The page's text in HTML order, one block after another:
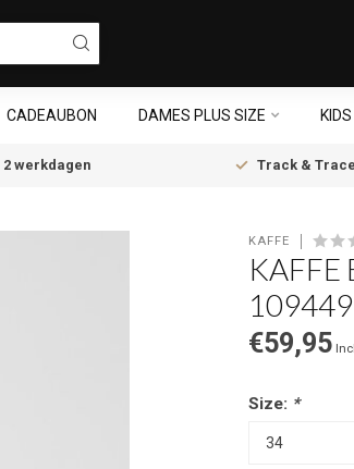
CADEAUBON DAMES PLUS SIZE KIDS
2 werkdagen Track & Trace
KAFFE
KAFFE
109449
€59,95
Size: *